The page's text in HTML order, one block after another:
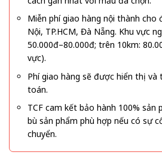
Miễn phí giao hàng nội thành cho
Nội, TP.HCM, Đà Nẵng. Khu vực
50.000đ–80.000đ; trên 10km:
vực).
Phí giao hàng sẽ được hiển thị
toán.
TCF cam kết bảo hành 100% sản
bù sản phẩm phù hợp nếu có sự
chuyển.